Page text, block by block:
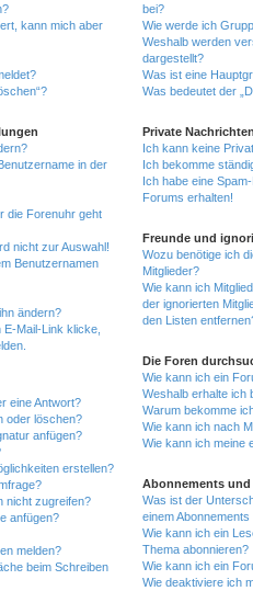
kann mich aber
in der
die Forenuhr geht
nicht zur Auswahl!
Benutzernamen
ändern?
Mail-Link klicke,
eine Antwort?
oder löschen?
anfügen?
erstellen?
nicht zugreifen?
anfügen?
melden?
beim Schreiben
bei?
Wie werde ich
Weshalb werden
dargestellt?
Was ist eine
Was bedeutet der
Private
Ich kann keine
Ich bekomme
Ich habe eine
Forums erhalten!
Freunde und
Wozu benötige ich
Mitglieder?
Wie kann ich
der ignorierten
den Listen
Die Foren
Wie kann ich ein
Weshalb erhalte ich
Warum bekomme
Wie kann ich nach
Wie kann ich meine
Abonnements und
Was ist der
einem
Wie kann ich ein
Thema abonnieren?
Wie kann ich ein
Wie deaktiviere ich